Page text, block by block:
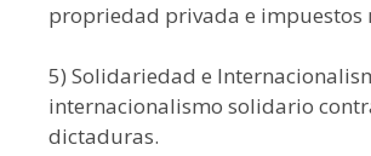
propriedad privada e impuestos
5) Solidariedad e
internacionalismo solidario
dictaduras.